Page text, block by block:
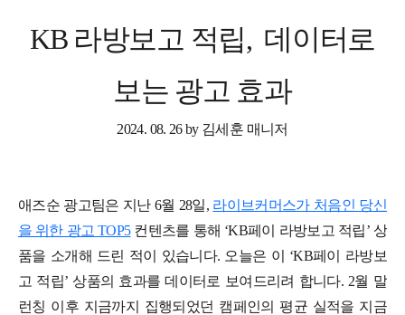
KB 라방보고 적립, 데이터로
보는 광고 효과
2024. 08. 26 by 김세훈 매니저
애즈순 광고팀은 지난 6월 28일, 라이브커머스가 처음인 당신
을 위한 광고 TOP5 컨텐츠를 통해 ‘KB페이 라방보고 적립’ 상
품을 소개해 드린 적이 있습니다. 오늘은 이 ‘KB페이 라방보
고 적립’ 상품의 효과를 데이터로 보여드리려 합니다. 2월 말
런칭 이후 지금까지 집행되었던 캠페인의 평균 실적을 지금